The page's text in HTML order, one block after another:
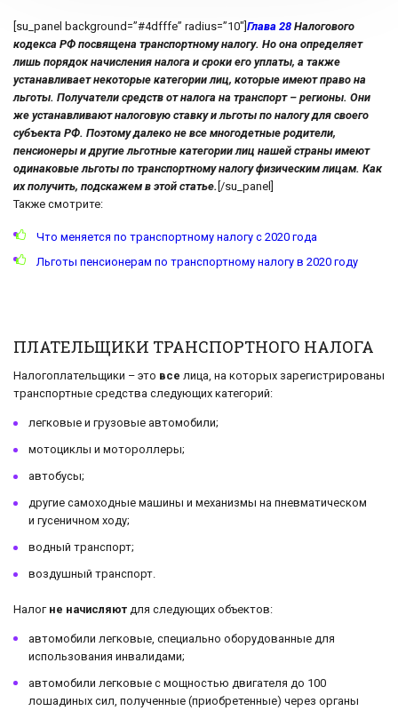
[su_panel background=”#4dfffe” radius=”10″] Глава 28 Налогового
кодекса РФ посвящена транспортному налогу. Но она определяет
лишь порядок начисления налога и сроки его уплаты, а также
устанавливает некоторые категории лиц, которые имеют право на
льготы. Получатели средств от налога на транспорт – регионы. Они
же устанавливают налоговую ставку и льготы по налогу для своего
субъекта РФ. Поэтому далеко не все многодетные родители,
пенсионеры и другие льготные категории лиц нашей страны имеют
одинаковые льготы по транспортному налогу физическим лицам. Как
их получить, подскажем в этой статье. [/su_panel]
Также смотрите:
Что меняется по транспортному налогу с 2020 года
Льготы пенсионерам по транспортному налогу в 2020 году
ПЛАТЕЛЬЩИКИ ТРАНСПОРТНОГО НАЛОГА
Налогоплательщики – это все лица, на которых зарегистрированы
транспортные средства следующих категорий:
легковые и грузовые автомобили;
мотоциклы и мотороллеры;
автобусы;
другие самоходные машины и механизмы на пневматическом
и гусеничном ходу;
водный транспорт;
воздушный транспорт.
Налог не начисляют для следующих объектов:
автомобили легковые, специально оборудованные для
использования инвалидами;
автомобили легковые с мощностью двигателя до 100
лошадиных сил, полученные (приобретенные) через органы